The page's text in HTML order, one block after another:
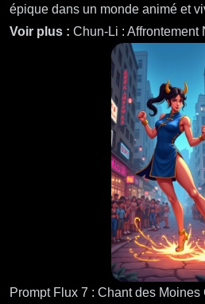
épique dans un monde animé et
Voir plus : Chun-Li : Affrontement
Prompt Flux 7 : Chant des